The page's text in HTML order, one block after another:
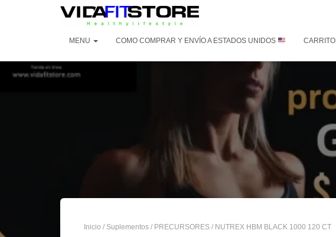
MENU COMO COMPRAR Y ENVÍO A ESTADOS UNIDOS CARRITO
Inicio / Suplementos / PRECURSORES / NUTREX HBM BLACK 1000 120 CT